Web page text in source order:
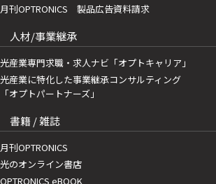
月刊OPTRONICS 製品広告資料請求
人材/事業継承
光産業専門求職・求人ナビ「オプトキャリア」
光産業に特化した事業継承コンサルティング
「オプトパートナーズ」
書籍 / 雑誌
月刊OPTRONICS
光のオンライン書店
OPTRONICS eBOOK